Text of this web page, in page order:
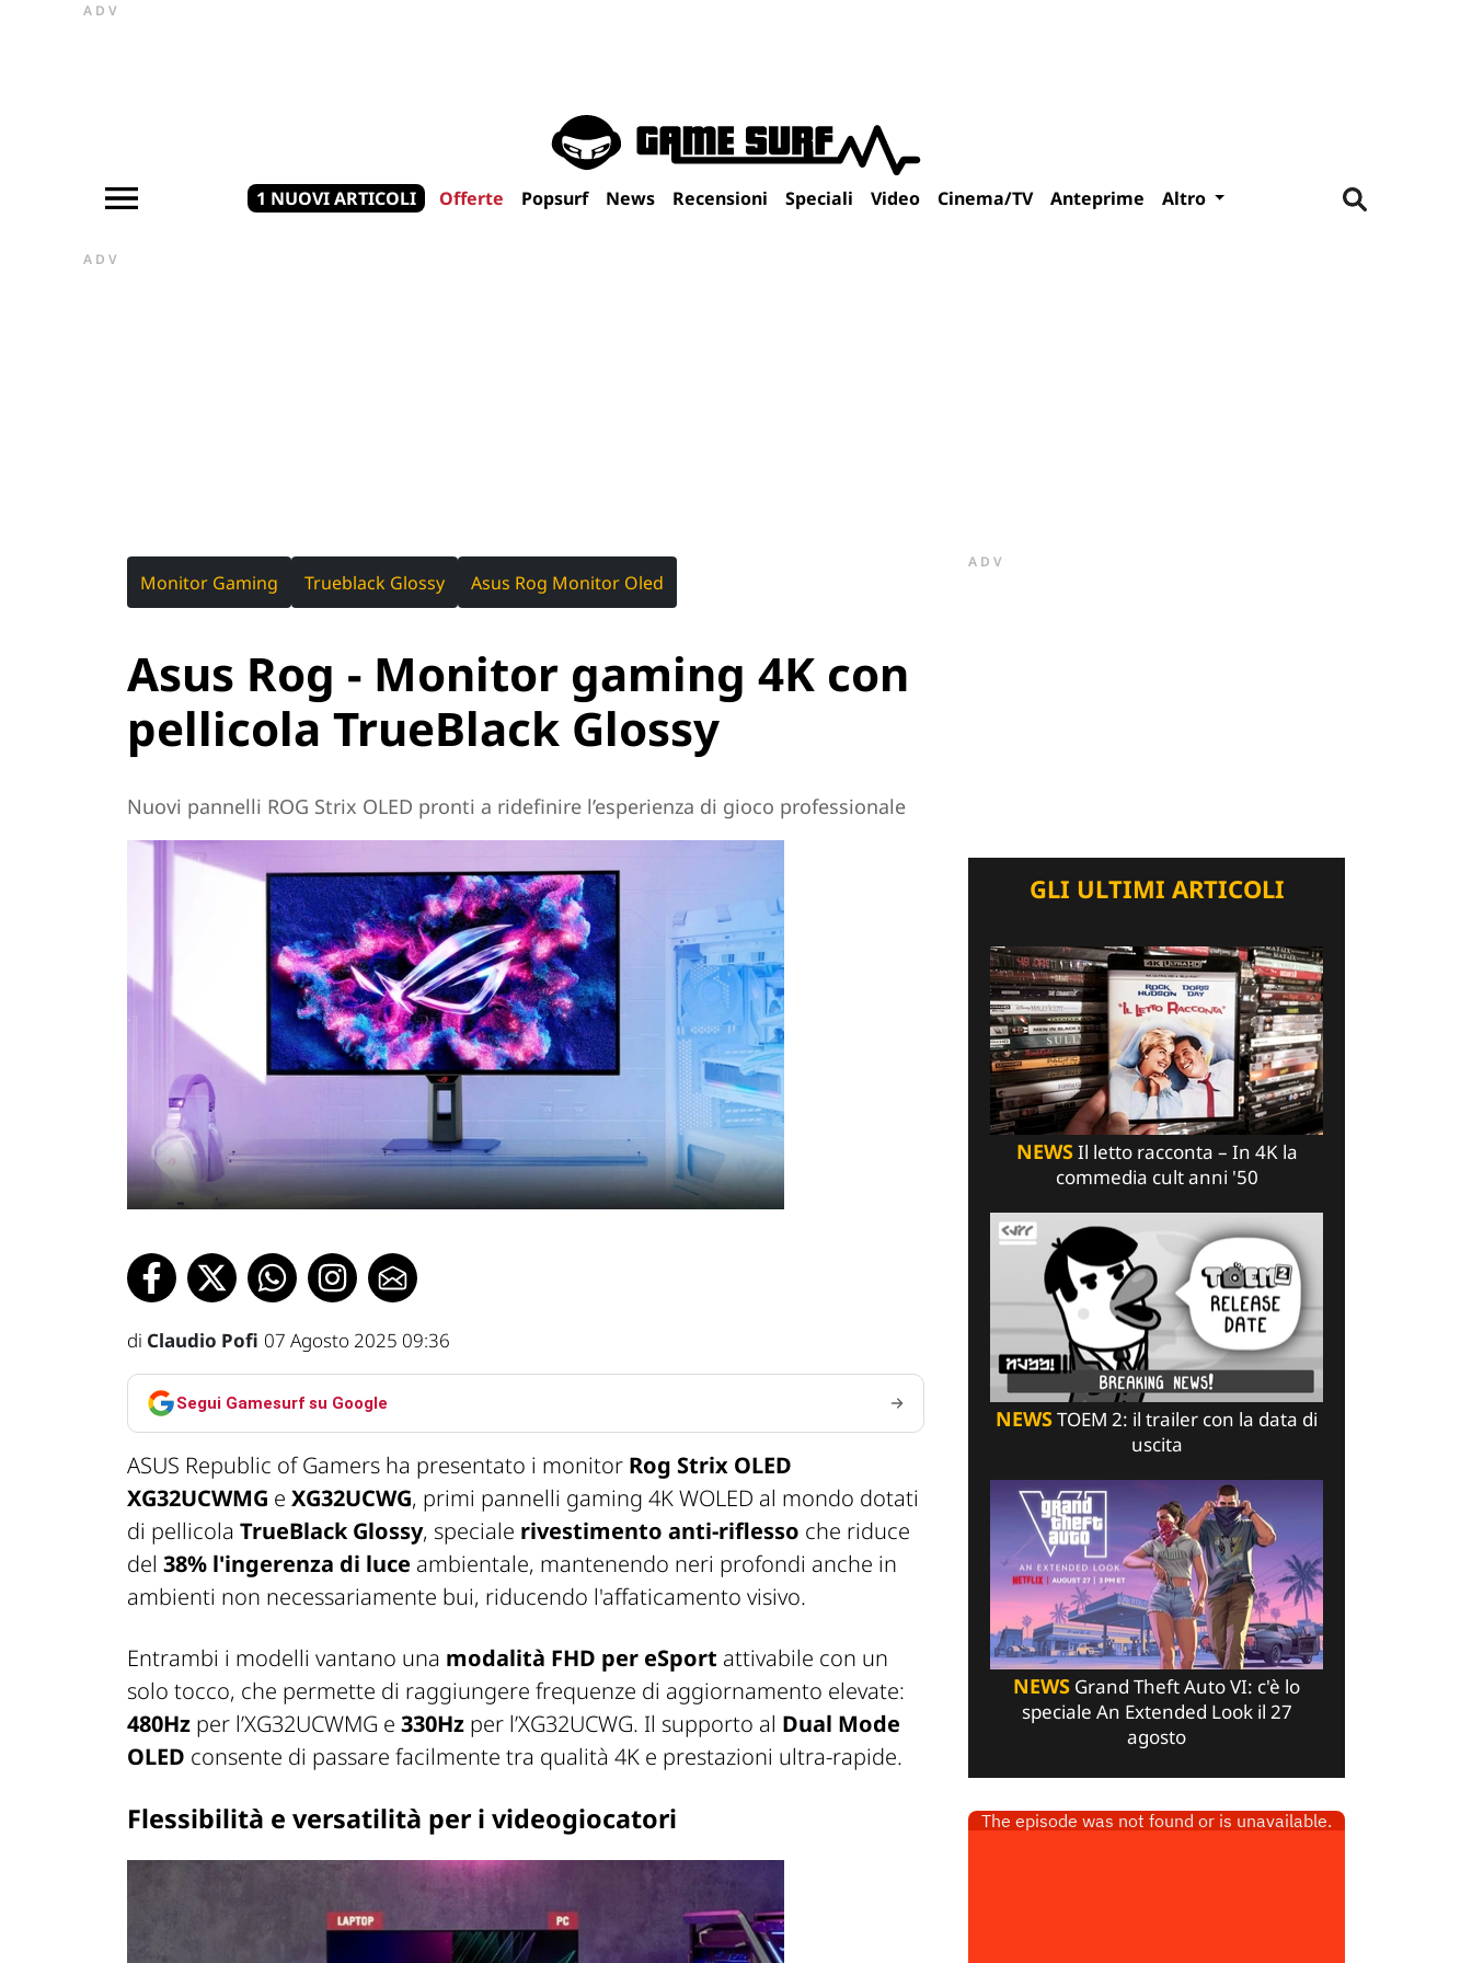
ADV
1 NUOVI ARTICOLI Offerte Popsurf News Recensioni Speciali Video Cinema/TV Anteprime Altro
ADV
Monitor Gaming Trueblack Glossy Asus Rog Monitor Oled
Asus Rog - Monitor gaming 4K con
pellicola TrueBlack Glossy
Nuovi pannelli ROG Strix OLED pronti a ridefinire l’esperienza di gioco professionale
di Claudio Pofi 07 Agosto 2025 09:36
Segui Gamesurf su Google
ASUS Republic of Gamers ha presentato i monitor Rog Strix OLED
XG32UCWMG e XG32UCWG, primi pannelli gaming 4K WOLED al mondo dotati
di pellicola TrueBlack Glossy, speciale rivestimento anti-riflesso che riduce
del 38% l'ingerenza di luce ambientale, mantenendo neri profondi anche in
ambienti non necessariamente bui, riducendo l'affaticamento visivo.
Entrambi i modelli vantano una modalità FHD per eSport attivabile con un
solo tocco, che permette di raggiungere frequenze di aggiornamento elevate:
480Hz per l’XG32UCWMG e 330Hz per l’XG32UCWG. Il supporto al Dual Mode
OLED consente di passare facilmente tra qualità 4K e prestazioni ultra-rapide.
Flessibilità e versatilità per i videogiocatori
ADV
GLI ULTIMI ARTICOLI
NEWSIl letto racconta – In 4K la
commedia cult anni '50
NEWSTOEM 2: il trailer con la data di
uscita
NEWS Grand Theft Auto VI: c'è lo
speciale An Extended Look il 27
agosto